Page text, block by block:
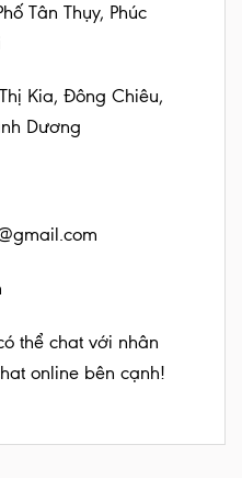
Tân Thụy, Phúc
Kia, Đông Chiêu,
Dương
thể chat với nhân
online bên cạnh!